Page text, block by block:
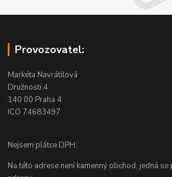
Provozovatel:
Markéta Navrátilová
Družnosti 4
140 00 Praha 4
ICO 74683497
Nejsem plátce DPH.
Na této adrese není kamenný obchod, jedná